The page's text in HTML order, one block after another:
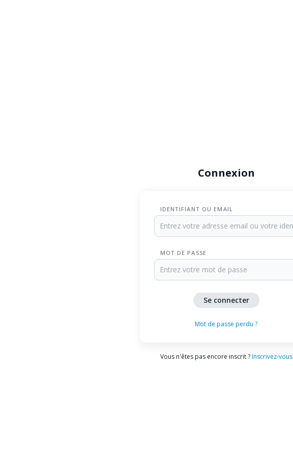
Connexion
IDENTIFIANT OU EMAIL
MOT DE PASSE
Mot de passe perdu ?
Vous n'êtes pas encore inscrit ? Inscrivez-vous